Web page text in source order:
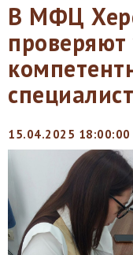
В МФЦ
проверяют
15.04.2025 18:00:00